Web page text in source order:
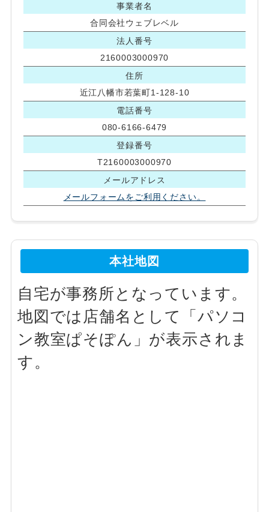
事業者名
合同会社ウェブレベル
法人番号
2160003000970
住所
近江八幡市若葉町1-128-10
電話番号
080-6166-6479
登録番号
T2160003000970
メールアドレス
メールフォームをご利用ください。
本社地図
自宅が事務所となっています。
地図では店舗名として「パソコ
ン教室ぱそぽん」が表示されま
す。